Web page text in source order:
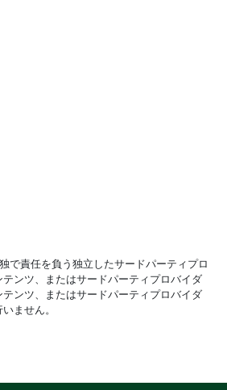
で責任を負う独立したサードパーティプロ
ンツ、またはサードパーティプロバイダ
ンツ、またはサードパーティプロバイダ
ません。